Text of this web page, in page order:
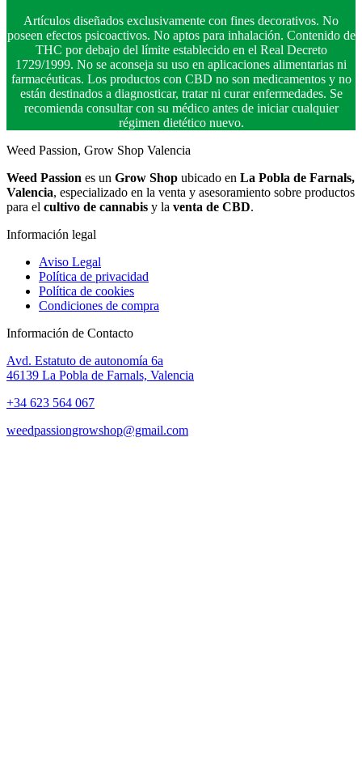
Artículos diseñados exclusivamente con fines decorativos. No
poseen efectos psicoactivos. No aptos para inhalación. Contenido de
THC por debajo del límite establecido en el Real Decreto
1729/1999. No se aconseja su uso en aplicaciones alimentarias ni
farmacéuticas. Los productos con CBD no son medicamentos y no
están destinados a diagnosticar, tratar ni curar enfermedades. Se
recomienda consultar con su médico antes de iniciar cualquier
régimen dietético nuevo.
Weed Passion, Grow Shop Valencia
Weed Passion es un Grow Shop ubicado en La Pobla de Farnals,
Valencia, especializado en la venta y asesoramiento sobre productos
para el cultivo de cannabis y la venta de CBD.
Información legal
Aviso Legal
Política de privacidad
Política de cookies
Condiciones de compra
Información de Contacto
Avd. Estatuto de autonomía 6a
46139 La Pobla de Farnals, Valencia
+34 623 564 067
weedpassiongrowshop@gmail.com